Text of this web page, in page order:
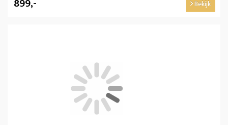
Bekijk